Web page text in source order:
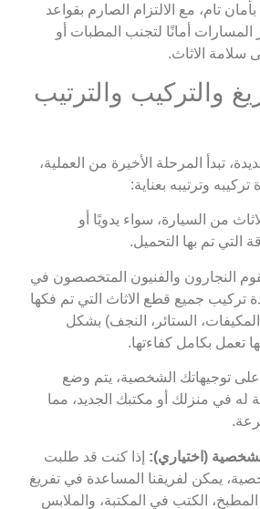
تام، مع الالتزام الصارم بقواعد
المسارات أمانًا لتجنب المطبات أو
سلامة الاثاث.
التفريغ والتركيب والترتيب
تبدأ المرحلة الأخيرة من العملية،
وترتيبه بعناية:
من السيارة، سواء يدويًا أو
التي تم بها التحميل.
النجارون والفنيون المتخصصون في
تركيب جميع قطع الاثاث التي تم فكها
الستائر، النجف) بشكل
تعمل بكامل كفاءتها.
على توجيهاتك الشخصية، يتم وضع
له في منزلك أو مكتبك الجديد، مما
(اختياري): إذا كنت قد طلبت
يمكن لفريقنا المساعدة في تفريغ
الكتب في المكتبة، والملابس